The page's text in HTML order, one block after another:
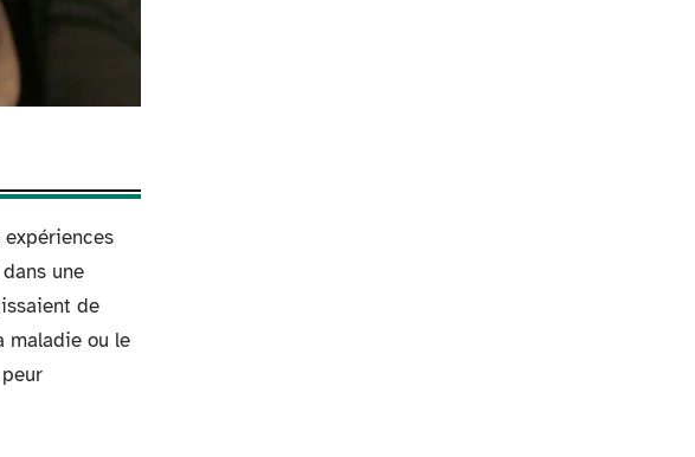
expériences
une
de
maladie ou le